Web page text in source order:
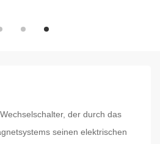
der durch das
seinen elektrischen